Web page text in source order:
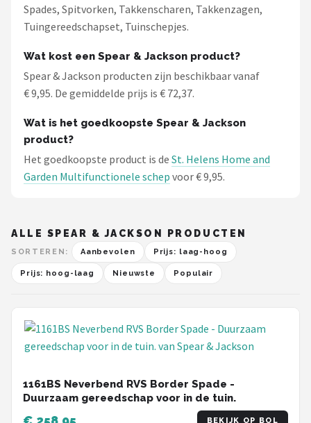
Spades, Spitvorken, Takkenscharen, Takkenzagen,
Tuingereedschapset, Tuinschepjes.
Wat kost een Spear & Jackson product?
Spear & Jackson producten zijn beschikbaar vanaf
€ 9,95. De gemiddelde prijs is € 72,37.
Wat is het goedkoopste Spear & Jackson
product?
Het goedkoopste product is de St. Helens Home and
Garden Multifunctionele schep voor € 9,95.
ALLE SPEAR & JACKSON PRODUCTEN
SORTEREN: Aanbevolen Prijs: laag-hoog
Prijs: hoog-laag Nieuwste Populair
1161BS Neverbend RVS Border Spade -
Duurzaam gereedschap voor in de tuin.
BEKIJK OP BOL